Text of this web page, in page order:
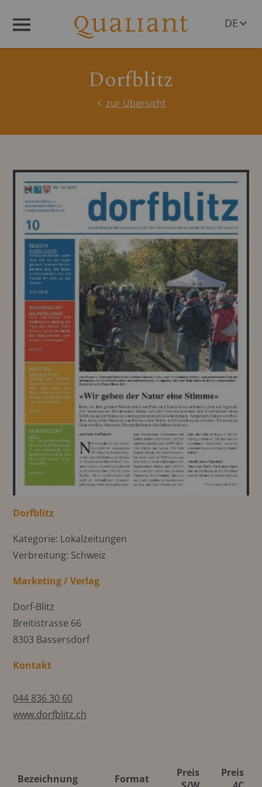
DE
Dorfblitz
zur Übersicht
Dorfblitz
Kategorie: Lokalzeitungen
Verbreitung: Schweiz
Marketing / Verlag
Dorf-Blitz
Breitistrasse 66
8303 Bassersdorf
Kontakt
044 836 30 60
www.dorfblitz.ch
Bezeichnung Format
Preis
Preis